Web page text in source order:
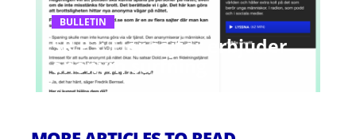
BULLETIN
SR P3: Fler sajter erbjuder
anonym surfning